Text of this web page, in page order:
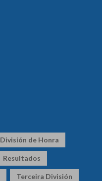
División de Honra
Resultados
Terceira División